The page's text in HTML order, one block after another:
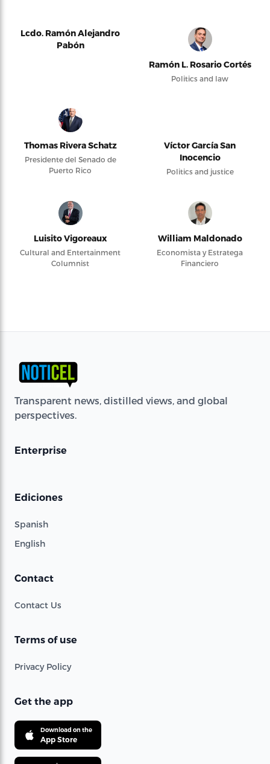
Lcdo. Ramón Alejandro
Pabón
Ramón L. Rosario Cortés
Politics and law
Thomas Rivera Schatz
Presidente del Senado de
Puerto Rico
Víctor García San
Inocencio
Politics and justice
Luisito Vigoreaux
Cultural and Entertainment
Columnist
William Maldonado
Economista y Estratega
Financiero
Transparent news, distilled views, and global
perspectives.
Enterprise
Ediciones
Spanish
English
Contact
Contact Us
Terms of use
Privacy Policy
Get the app
Download on the
App Store